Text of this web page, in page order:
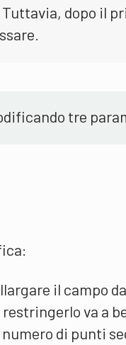
dopo il
tre
il campo
va a
di punti